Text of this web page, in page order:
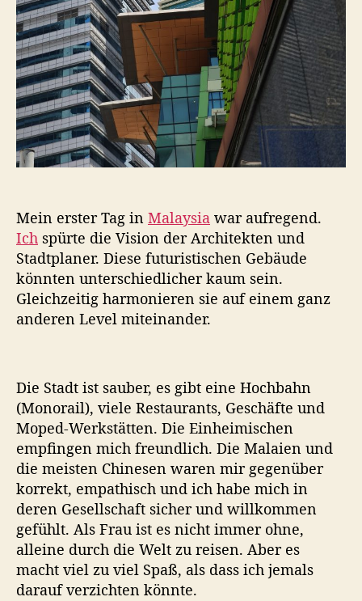
u
L
u
m
p
u
r
:
D
i
e
n
T
a
g
v
e
s
s
e
i
c
h
n
i
e
Mein erster Tag in Malaysia war aufregend.
Ich spürte die Vision der Architekten und
Stadtplaner. Diese futuristischen Gebäude
könnten unterschiedlicher kaum sein.
Gleichzeitig harmonieren sie auf einem ganz
anderen Level miteinander.
Die Stadt ist sauber, es gibt eine Hochbahn
(Monorail), viele Restaurants, Geschäfte und
Moped-Werkstätten. Die Einheimischen
empfingen mich freundlich. Die Malaien und
die meisten Chinesen waren mir gegenüber
korrekt, empathisch und ich habe mich in
deren Gesellschaft sicher und willkommen
gefühlt. Als Frau ist es nicht immer ohne,
alleine durch die Welt zu reisen. Aber es
macht viel zu viel Spaß, als dass ich jemals
darauf verzichten könnte.